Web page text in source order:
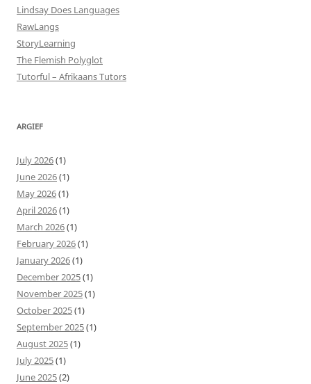
Lindsay Does Languages
RawLangs
StoryLearning
The Flemish Polyglot
Tutorful – Afrikaans Tutors
ARGIEF
July 2026(1)
June 2026(1)
May 2026(1)
April 2026(1)
March 2026(1)
February 2026(1)
January 2026(1)
December 2025(1)
November 2025(1)
October 2025(1)
September 2025(1)
August 2025(1)
July 2025(1)
June 2025(2)